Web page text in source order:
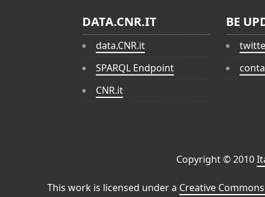
DATA.CNR.IT
data.CNR.it
SPARQL Endpoint
CNR.it
BE
Copyright © 2010
This work is licensed under a Creative